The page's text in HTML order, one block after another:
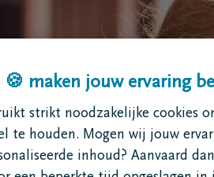
Vraag
🍪 maken jouw ervaring
strikt noodzakelijke cookies
te houden. Mogen wij jouw
inhoud? Aanvaard